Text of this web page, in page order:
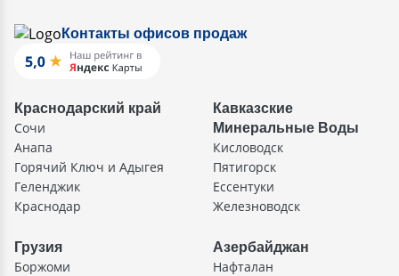
Контакты офисов продаж
Краснодарский край
Сочи
Анапа
Горячий Ключ и Адыгея
Геленджик
Краснодар
Кавказские
Минеральные Воды
Кисловодск
Пятигорск
Ессентуки
Железноводск
Грузия
Боржоми
Азербайджан
Нафталан